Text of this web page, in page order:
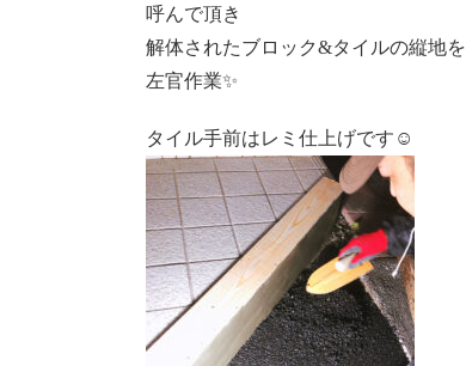
呼んで頂き
解体されたブロック&タイルの縦地を
左官作業✨
タイル手前はレミ仕上げです☺️